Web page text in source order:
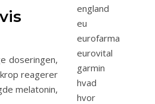
doseringen,
reagerer
melatonin,
england
eu
eurofarma
eurovital
garmin
hvad
hvor